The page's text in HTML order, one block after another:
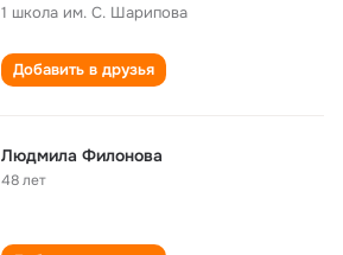
1 школа им. С. Шарипова
Добавить в друзья
Людмила Филонова
48 лет